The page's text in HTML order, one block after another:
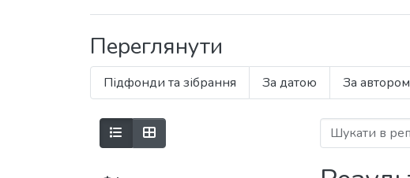
Переглянути
Підфонди та зібрання За датою За автором